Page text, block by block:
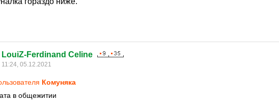
LouiZ-Ferdinand Celine
11:24, 05.12.2021
Комуняка
в общежитии